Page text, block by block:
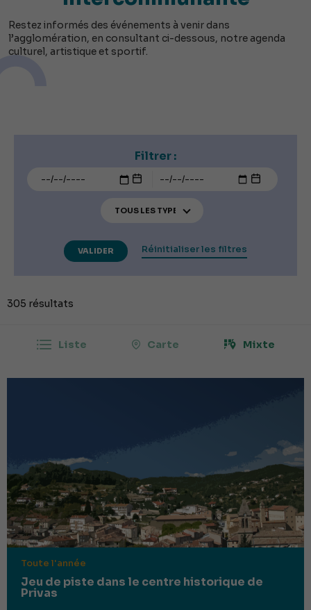
Restez informés des événements à venir dans
l’agglomération, en consultant ci-dessous, notre agenda
culturel, artistique et sportif.
VALIDER Réinitialiser les filtres
305 résultats
Liste Carte Mixte
Toute l'année
Jeu de piste dans le centre historique de
Privas